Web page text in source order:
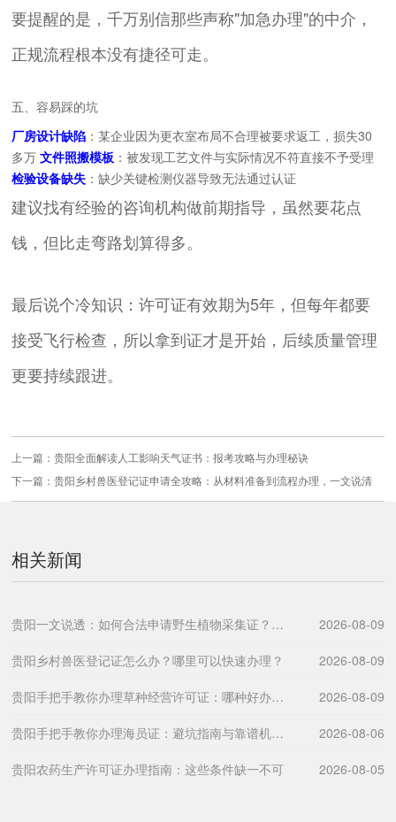
要提醒的是，千万别信那些声称"加急办理"的中介，
正规流程根本没有捷径可走。
五、容易踩的坑
厂房设计缺陷 ：某企业因为更衣室布局不合理被要求返工，损失30
多万文件照搬模板 ：被发现工艺文件与实际情况不符直接不予受理
检验设备缺失 ：缺少关键检测仪器导致无法通过认证
建议找有经验的咨询机构做前期指导，虽然要花点
钱，但比走弯路划算得多。
最后说个冷知识：许可证有效期为5年，但每年都要
接受飞行检查，所以拿到证才是开始，后续质量管理
更要持续跟进。
上一篇：贵阳全面解读人工影响天气证书：报考攻略与办理秘诀
下一篇：贵阳乡村兽医登记证申请全攻略：从材料准备到流程办理，一文说清
相关新闻
贵阳一文说透：如何合法申请野生植物采集证？材料流程全解析 2026-08-09
贵阳乡村兽医登记证怎么办？哪里可以快速办理？ 2026-08-09
贵阳手把手教你办理草种经营许可证：哪种好办？流程中的隐藏诀窍大公开 2026-08-09
贵阳手把手教你办理海员证：避坑指南与靠谱机构推荐 2026-08-06
贵阳农药生产许可证办理指南：这些条件缺一不可 2026-08-05